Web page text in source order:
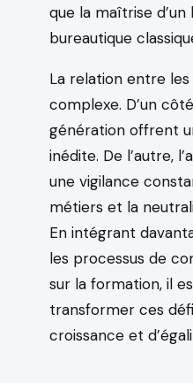
que la maîtrise d’un
bureautique
La relation entre
complexe. D’un
génération offrent
inédite. De l’autre,
une vigilance
métiers et la
En intégrant
les processus de
sur la formation, il
transformer ces
croissance et